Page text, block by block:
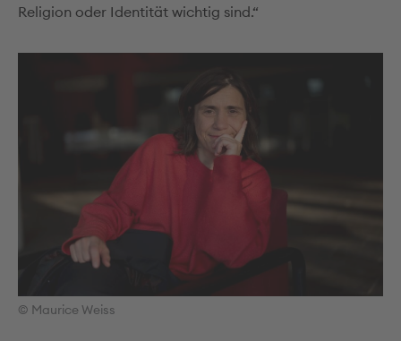
Religion oder Identität wichtig sind.“
© Maurice Weiss